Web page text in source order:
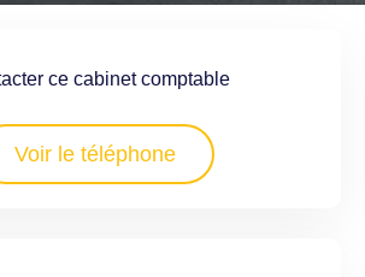
ce cabinet comptable
Voir le téléphone